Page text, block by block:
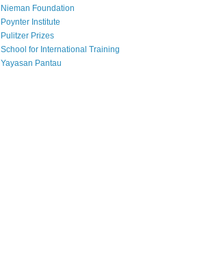
Nieman Foundation
Poynter Institute
Pulitzer Prizes
School for International Training
Yayasan Pantau